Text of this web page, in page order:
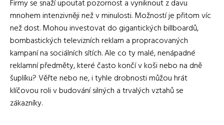
Firmy se snaží upoutat pozornost a vyniknout z davu
mnohem intenzivněji než v minulosti. Možností je přitom víc
než dost. Mohou investovat do gigantických billboardů,
bombastických televizních reklam a propracovaných
kampaní na sociálních sítích. Ale co ty malé, nenápadné
reklamní předměty, které často končí v koši nebo na dně
šuplíku? Věřte nebo ne, i tyhle drobnosti můžou hrát
klíčovou roli v budování silných a trvalých vztahů se
zákazníky.